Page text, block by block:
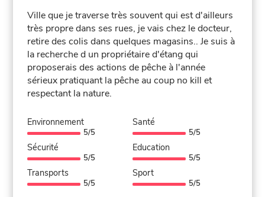
Ville que je traverse très souvent qui est d'ailleurs
très propre dans ses rues, je vais chez le docteur,
retire des colis dans quelques magasins.. Je suis à
la recherche d un propriétaire d'étang qui
proposerais des actions de pêche à l'année
sérieux pratiquant la pêche au coup no kill et
respectant la nature.
Environnement
5/5
Sécurité
5/5
Transports
5/5
Santé
5/5
Education
5/5
Sport
5/5